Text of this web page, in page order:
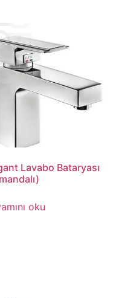
Lavabo Bataryası
oku